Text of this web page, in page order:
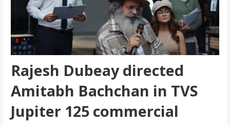
Rajesh Dubeay directed
Amitabh Bachchan in TVS
Jupiter 125 commercial